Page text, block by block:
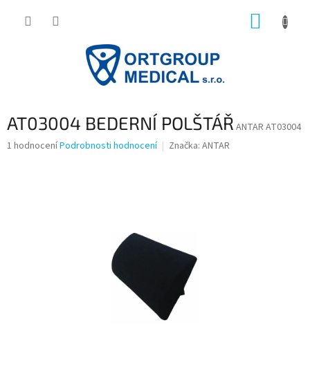
AT03004 BEDERNÍ POLŠTÁŘ ANTAR AT03004
Průměrné
1 hodnoceníPodrobnosti hodnocení Značka: ANTAR